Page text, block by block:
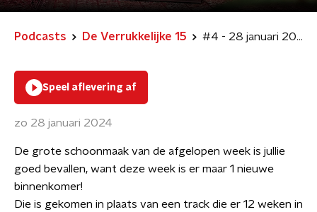
Podcasts De Verrukkelijke 15 #4 - 28 januari 2024 (S06)
Speel aflevering af
zo 28 januari 2024
De grote schoonmaak van de afgelopen week is jullie
goed bevallen, want deze week is er maar 1 nieuwe
binnenkomer!
Die is gekomen in plaats van een track die er 12 weken in